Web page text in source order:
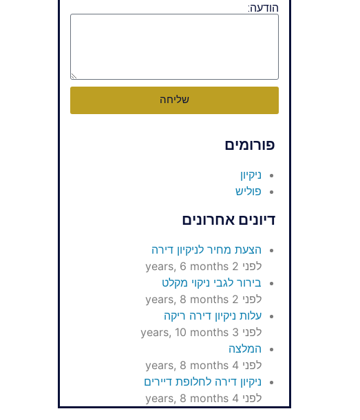
הודעה:
שליחה
פורומים
ניקיון
פוליש
דיונים אחרונים
הצעת מחיר לניקיון דירה
לפני 2 years, 6 months
בירור לגבי ניקוי מקלט
לפני 2 years, 8 months
עלות ניקיון דירה ריקה
לפני 3 years, 10 months
המלצה
לפני 4 years, 8 months
ניקיון דירה לחלופת דיירים
לפני 4 years, 8 months